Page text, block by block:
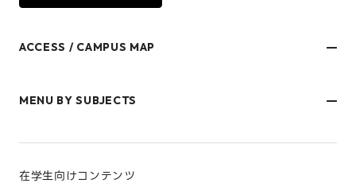
ACCESS / CAMPUS MAP
御幸キャンパス(運動施設)
キャンパスマップ
MENU BY SUBJECTS
在学生・保護者のみなさま
研究者・企業のみなさま
在学生向けコンテンツ